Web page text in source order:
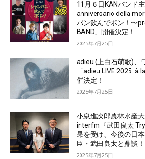
11月６日KANバンド
anniversario della
パン飲んでポン！〜
BAND」開催決定！
2025年7月25日
adieu (上白石萌歌)、
「adieu LIVE 2025 à
催決定！
2025年7月25日
小泉進次郎農林水産
interfm『武田良太
果を受け、今後の日
臣・武田良太と鼎談！
2025年7月25日